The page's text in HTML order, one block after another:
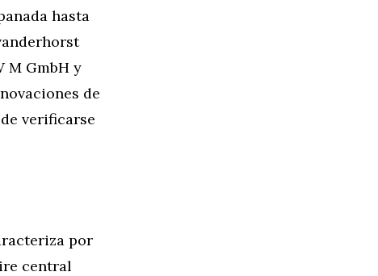
hasta
M GmbH y
de
verificarse
por
central